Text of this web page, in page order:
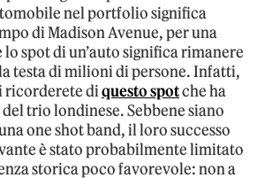
nel portfolio significa
di Madison Avenue, per una
spot di un’auto significa rimanere
testa di milioni di persone. Infatti,
ricorderete diquesto spotche ha
trio londinese. Sebbene siano
one shot band, il loro successo
è stato probabilmente limitato
storica poco favorevole: non a